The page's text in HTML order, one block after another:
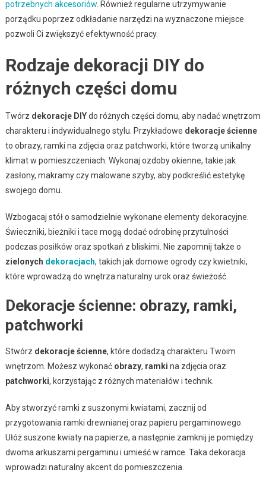
potrzebnych akcesoriów. Również regularne utrzymywanie
porządku poprzez odkładanie narzędzi na wyznaczone miejsce
pozwoli Ci zwiększyć efektywność pracy.
Rodzaje dekoracji DIY do
różnych części domu
Twórz dekoracje DIYdo różnych części domu, aby nadać wnętrzom
charakteru i indywidualnego stylu. Przykładowe dekoracje ścienne
to obrazy, ramki na zdjęcia oraz patchworki, które tworzą unikalny
klimat w pomieszczeniach. Wykonaj ozdoby okienne, takie jak
zasłony, makramy czy malowane szyby, aby podkreślić estetykę
swojego domu.
Wzbogacaj stół o samodzielnie wykonane elementy dekoracyjne.
Świeczniki, bieżniki i tace mogą dodać odrobinę przytulności
podczas posiłków oraz spotkań z bliskimi. Nie zapomnij także o
zielonych dekoracjach, takich jak domowe ogrody czy kwietniki,
które wprowadzą do wnętrza naturalny urok oraz świeżość.
Dekoracje ścienne: obrazy, ramki,
patchworki
Stwórz dekoracje ścienne, które dodadzą charakteru Twoim
wnętrzom. Możesz wykonać obrazy, ramki na zdjęcia oraz
patchworki, korzystając z różnych materiałów i technik.
Aby stworzyć ramki z suszonymi kwiatami, zacznij od
przygotowania ramki drewnianej oraz papieru pergaminowego.
Ułóż suszone kwiaty na papierze, a następnie zamknij je pomiędzy
dwoma arkuszami pergaminu i umieść w ramce. Taka dekoracja
wprowadzi naturalny akcent do pomieszczenia.